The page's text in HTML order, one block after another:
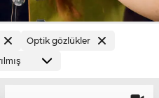
Optik gözlükler